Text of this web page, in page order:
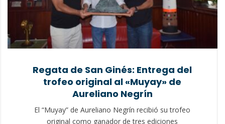
Regata de San Ginés: Entrega del
trofeo original al «Muyay» de
Aureliano Negrín
El “Muyay” de Aureliano Negrín recibió su trofeo
original como ganador de tres ediciones